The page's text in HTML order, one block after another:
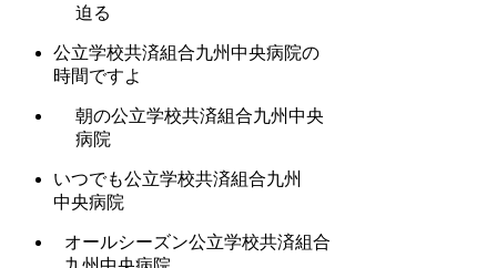
迫る
公立学校共済組合九州中央病院の
時間ですよ
朝の公立学校共済組合九州中央
病院
いつでも公立学校共済組合九州
中央病院
オールシーズン公立学校共済組合